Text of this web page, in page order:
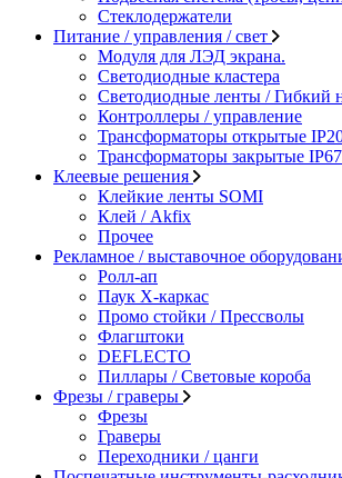
Стеклодержатели
Питание / управления / свет
Модуля для ЛЭД экрана.
Светодиодные кластера
Светодиодные ленты / Гибкий
Контроллеры / управление
Трансформаторы открытые
Трансформаторы закрытые
Клеевые решения
Клейкие ленты SOMI
Клей / Akfix
Прочее
Рекламное / выставочное
Ролл-ап
Паук X-каркас
Промо стойки / Прессволы
Флагштоки
DEFLECTO
Пиллары / Световые короба
Фрезы / граверы
Фрезы
Граверы
Переходники / цанги